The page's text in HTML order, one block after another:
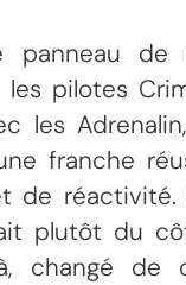
panneau de
pilotes
les
franche
de réactivité.
plutôt du
changé de